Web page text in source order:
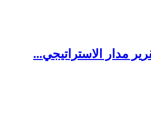
مدار الاستراتيجي...